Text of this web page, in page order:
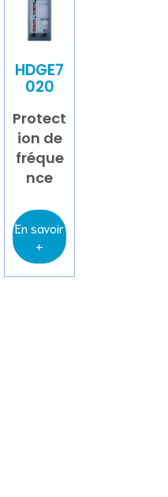
HDGE7
020
Protect
ion de
fréque
nce
En savoir
+